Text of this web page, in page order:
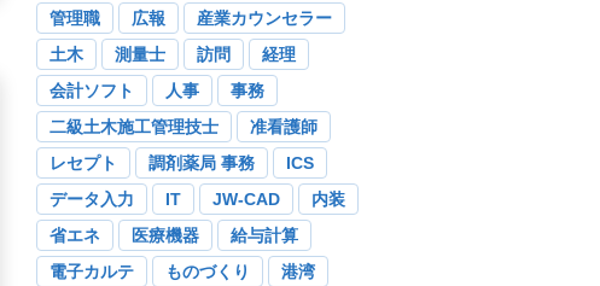
管理職
広報
産業カウンセラー
土木
測量士 訪問
経理
会計ソフト
人事
事務
二級土木施工管理技士
准看護師
レセプト
調剤薬局 事務
ICS
データ入力
IT JW-CAD
内装
省エネ
医療機器
給与計算
電子カルテ
ものづくり
港湾